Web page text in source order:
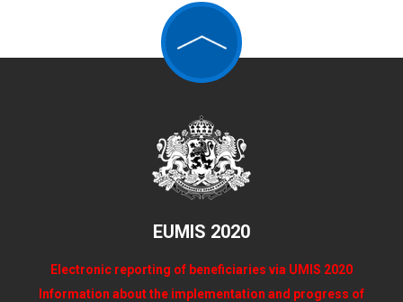
EUMIS 2020
Electronic reporting of beneficiaries via UMIS 2020
Information about the implementation and progress of